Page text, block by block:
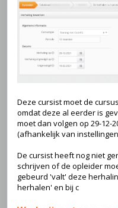
Deze cursist moet de
omdat deze al eerder is
moet dan volgen op 29-12-
(afhankelijk van
De cursist heeft nog niet
schrijven of de opleider
gebeurd 'valt' deze
herhalen' en bij c